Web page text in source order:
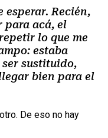
esperar. Recién,
para acá, el
lo que me
estaba
sustituido,
bien para el
De eso no hay